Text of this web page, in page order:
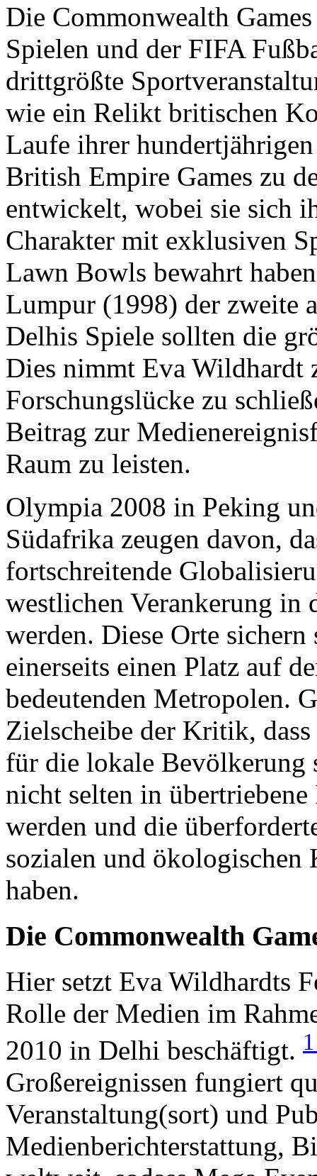
Die Commonwealth
Spielen und der FIFA
drittgrößte
wie ein Relikt britischen
Laufe ihrer
British Empire Games zu
entwickelt, wobei sie sich
Charakter mit exklusiven
Lawn Bowls bewahrt
Lumpur (1998) der zweite
Delhis Spiele sollten die
Dies nimmt Eva Wildhardt
Forschungslücke zu
Beitrag zur
Raum zu leisten.
Olympia 2008 in Peking
Südafrika zeugen davon,
fortschreitende
westlichen Verankerung in
werden. Diese Orte
einerseits einen Platz auf
bedeutenden Metropolen.
Zielscheibe der Kritik,
für die lokale Bevölkerung
nicht selten in
werden und die
sozialen und ökologischen
haben.
Die Commonwealth
Hier setzt Eva Wildhardts
Rolle der Medien im
2010 in Delhi beschäftigt.
Großereignissen fungiert
Veranstaltung(sort) und
Medienberichterstattung,